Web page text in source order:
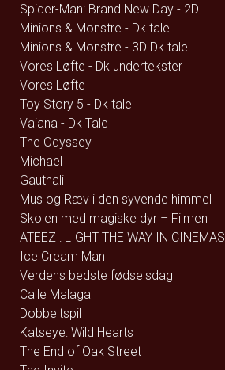
Spider-Man: Brand New Day - 2D
Minions & Monstre - Dk tale
Minions & Monstre - 3D Dk tale
Vores Løfte - Dk undertekster
Vores Løfte
Toy Story 5 - Dk tale
Vaiana - Dk Tale
The Odyssey
Michael
Gauthali
Mus og Ræv i den syvende himmel
Skolen med magiske dyr – Filmen
ATEEZ : LIGHT THE WAY IN CINEMAS
Ice Cream Man
Verdens bedste fødselsdag
Calle Malaga
Dobbeltspil
Katseye: Wild Hearts
The End of Oak Street